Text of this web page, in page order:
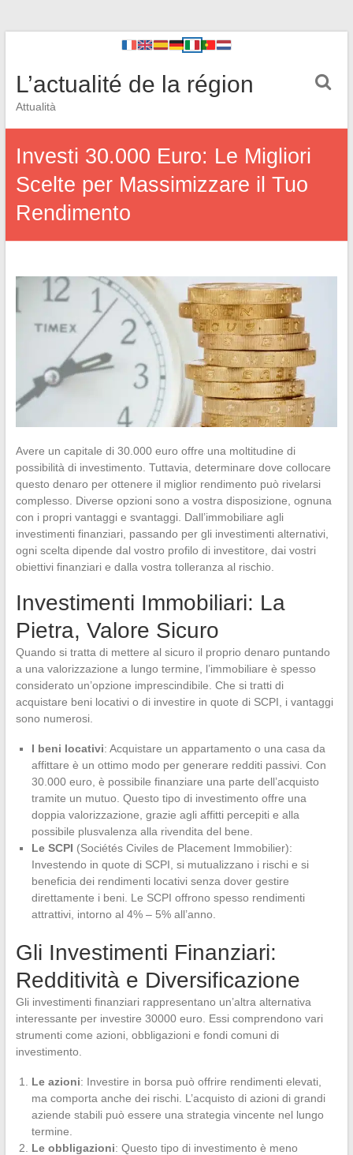
L’actualité de la région
Attualità
Investi 30.000 Euro: Le Migliori
Scelte per Massimizzare il Tuo
Rendimento
Avere un capitale di 30.000 euro offre una moltitudine di
possibilità di investimento. Tuttavia, determinare dove collocare
questo denaro per ottenere il miglior rendimento può rivelarsi
complesso. Diverse opzioni sono a vostra disposizione, ognuna
con i propri vantaggi e svantaggi. Dall’immobiliare agli
investimenti finanziari, passando per gli investimenti alternativi,
ogni scelta dipende dal vostro profilo di investitore, dai vostri
obiettivi finanziari e dalla vostra tolleranza al rischio.
Investimenti Immobiliari: La
Pietra, Valore Sicuro
Quando si tratta di mettere al sicuro il proprio denaro puntando
a una valorizzazione a lungo termine, l’immobiliare è spesso
considerato un’opzione imprescindibile. Che si tratti di
acquistare beni locativi o di investire in quote di SCPI, i vantaggi
sono numerosi.
I beni locativi: Acquistare un appartamento o una casa da
affittare è un ottimo modo per generare redditi passivi. Con
30.000 euro, è possibile finanziare una parte dell’acquisto
tramite un mutuo. Questo tipo di investimento offre una
doppia valorizzazione, grazie agli affitti percepiti e alla
possibile plusvalenza alla rivendita del bene.
Le SCPI (Sociétés Civiles de Placement Immobilier):
Investendo in quote di SCPI, si mutualizzano i rischi e si
beneficia dei rendimenti locativi senza dover gestire
direttamente i beni. Le SCPI offrono spesso rendimenti
attrattivi, intorno al 4% – 5% all’anno.
Gli Investimenti Finanziari:
Redditività e Diversificazione
Gli investimenti finanziari rappresentano un’altra alternativa
interessante per investire 30000 euro. Essi comprendono vari
strumenti come azioni, obbligazioni e fondi comuni di
investimento.
Le azioni: Investire in borsa può offrire rendimenti elevati,
ma comporta anche dei rischi. L’acquisto di azioni di grandi
aziende stabili può essere una strategia vincente nel lungo
termine.
Le obbligazioni: Questo tipo di investimento è meno